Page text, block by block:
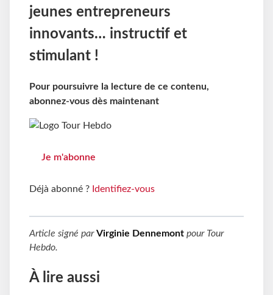
jeunes entrepreneurs
innovants… instructif et
stimulant !
Pour poursuivre la lecture de ce contenu,
abonnez-vous dès maintenant
Je m'abonne
Déjà abonné ? Identifiez-vous
Article signé parVirginie Dennemont pour Tour
Hebdo.
À lire aussi